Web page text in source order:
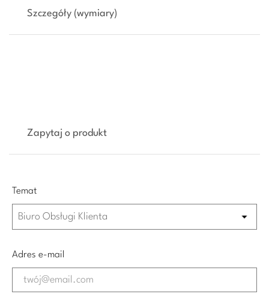
Szczegóły (wymiary)
Zapytaj o produkt
Temat
Adres e-mail